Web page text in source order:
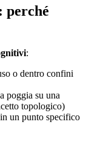
perché
:
o dentro confini
poggia su una
topologico)
un punto specifico